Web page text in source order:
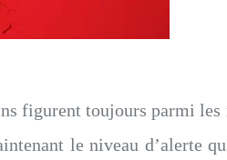
figurent toujours parmi les
le niveau d’alerte